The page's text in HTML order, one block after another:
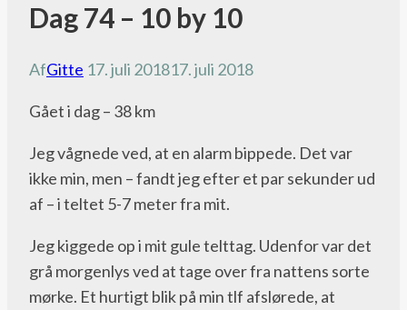
Pacific
Crest
Trail
Dag 74 – 10 by 10
AfGitte 17. juli 201817. juli 2018
Gået i dag – 38 km
Jeg vågnede ved, at en alarm bippede. Det var
ikke min, men – fandt jeg efter et par sekunder ud
af – i teltet 5-7 meter fra mit.
Jeg kiggede op i mit gule telttag. Udenfor var det
grå morgenlys ved at tage over fra nattens sorte
mørke. Et hurtigt blik på min tlf afslørede, at